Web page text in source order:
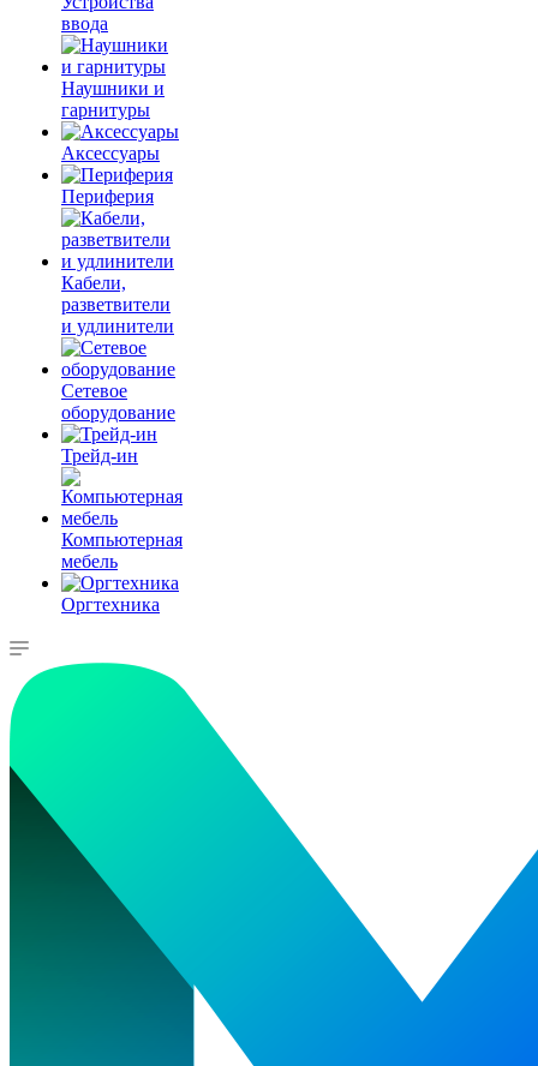
ввода
Наушники и
гарнитуры
Аксессуары
Периферия
Кабели,
разветвители
и удлинители
Сетевое
оборудование
Трейд-ин
Компьютерная
мебель
Оргтехника